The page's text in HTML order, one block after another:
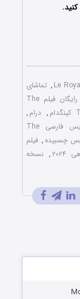
Le
, تماشای
دانلود رایگان فیلم The
, درام ,
زیرنویس فارسی The
, فیلم
, نسخه